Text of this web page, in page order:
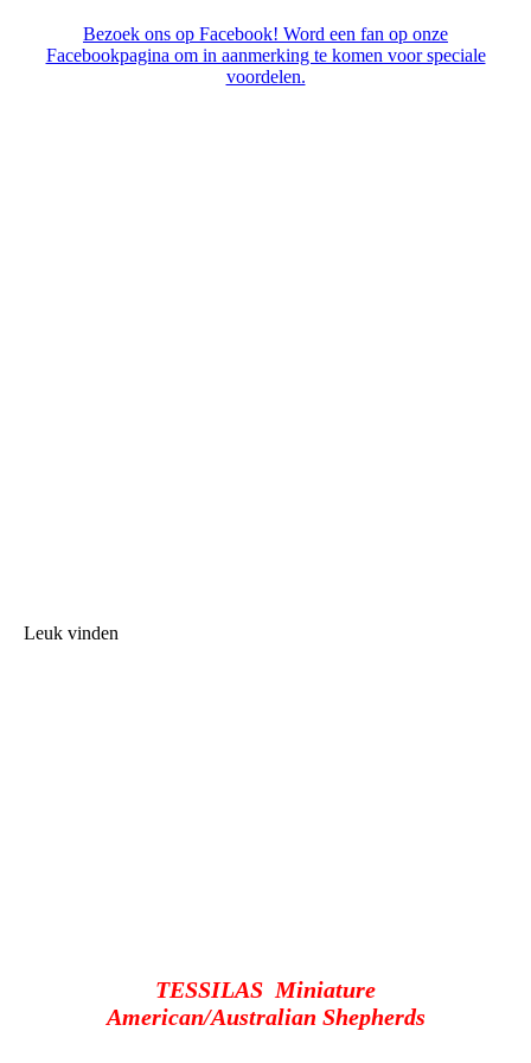
Bezoek ons op Facebook! Word een fan op onze
Facebookpagina om in aanmerking te komen voor speciale
voordelen.
Leuk vinden
TESSILAS Miniature
American/Australian Shepherds